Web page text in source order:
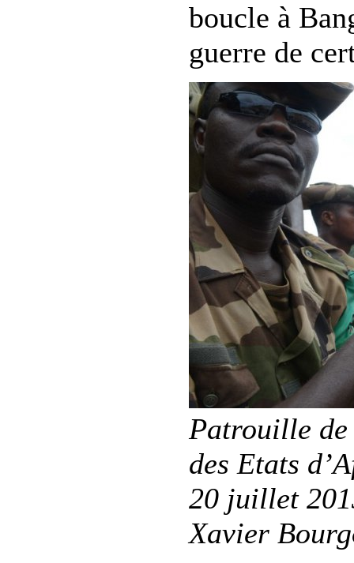
boucle à
guerre de
Patrouille
des Etats
20 juillet
Xavier